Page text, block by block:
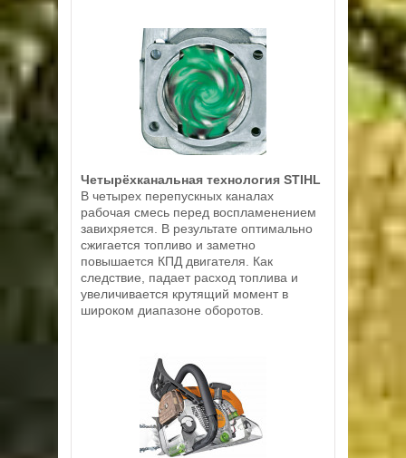
Четырёхканальная технология STIHL
В четырех перепускных каналах
рабочая смесь перед воспламенением
завихряется. В результате оптимально
сжигается топливо и заметно
повышается КПД двигателя. Как
следствие, падает расход топлива и
увеличивается крутящий момент в
широком диапазоне оборотов.